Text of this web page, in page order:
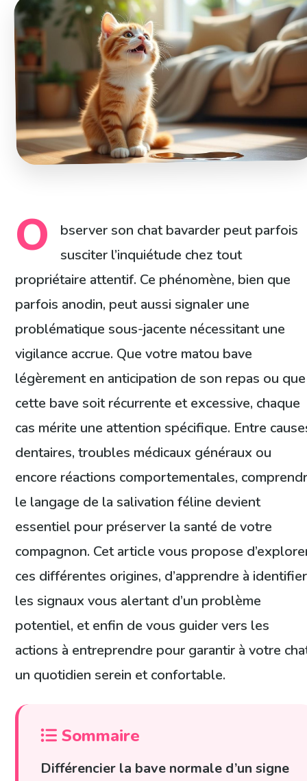
O
bserver son chat bavarder peut parfois
susciter l’inquiétude chez tout
propriétaire attentif. Ce phénomène, bien que
parfois anodin, peut aussi signaler une
problématique sous-jacente nécessitant une
vigilance accrue. Que votre matou bave
légèrement en anticipation de son repas ou que
cette bave soit récurrente et excessive, chaque
cas mérite une attention spécifique. Entre
dentaires, troubles médicaux généraux ou
encore réactions comportementales,
le langage de la salivation féline devient
essentiel pour préserver la santé de votre
compagnon. Cet article vous propose
ces différentes origines, d’apprendre à identifier
les signaux vous alertant d’un problème
potentiel, et enfin de vous guider vers les
actions à entreprendre pour garantir à votre
un quotidien serein et confortable.
Sommaire
Différencier la bave normale d’un signe